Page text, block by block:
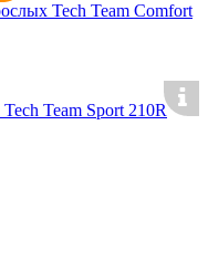
Tech Team Comfort